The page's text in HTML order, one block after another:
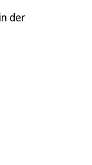
der